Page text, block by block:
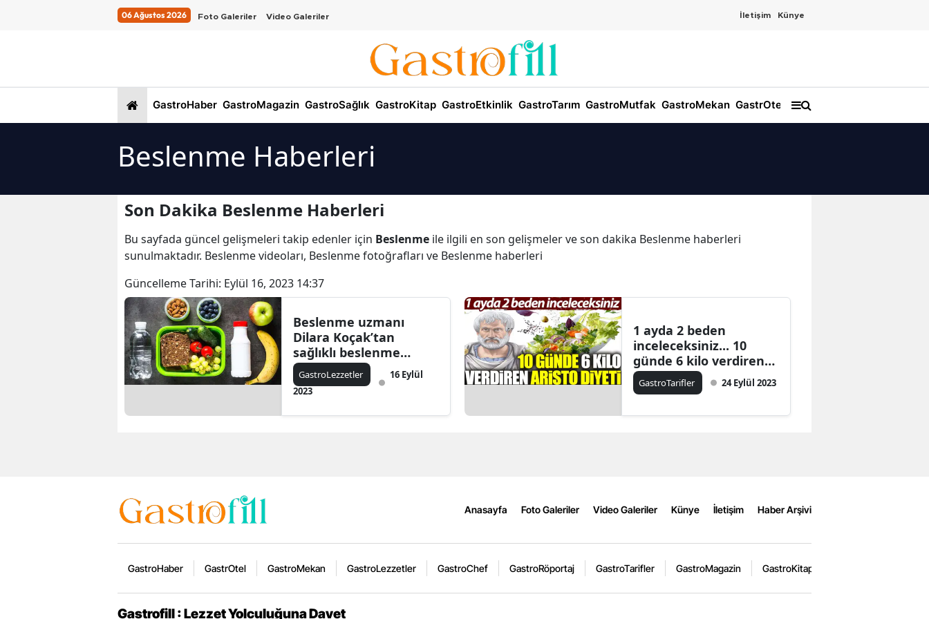
06 Ağustos 2026 Foto Galeriler Video Galeriler İletişim Künye
GastroHaber GastroMagazin GastroSağlık GastroKitap GastroEtkinlik GastroTarım GastroMutfak GastroMekan GastrOtel
Beslenme Haberleri
Son Dakika Beslenme Haberleri
Bu sayfada güncel gelişmeleri takip edenler için Beslenme ile ilgili en son gelişmeler ve son dakika Beslenme haberleri
sunulmaktadır. Beslenme videoları, Beslenme fotoğrafları ve Beslenme haberleri
Güncelleme Tarihi: Eylül 16, 2023 14:37
Beslenme uzmanı
Dilara Koçak’tan
sağlıklı beslenme
çantaları hazırlamanın
yolları!
GastroLezzetler
16 Eylül
2023
1 ayda 2 beden
inceleceksiniz... 10
günde 6 kilo verdiren
Aristo diyeti
GastroTarifler 24 Eylül 2023
Anasayfa Foto Galeriler Video Galeriler Künye İletişim Haber Arşivi
GastroHaber GastrOtel GastroMekan GastroLezzetler GastroChef GastroRöportaj GastroTarifler GastroMagazin GastroKitap
Gastrofill : Lezzet Yolculuğuna Davet